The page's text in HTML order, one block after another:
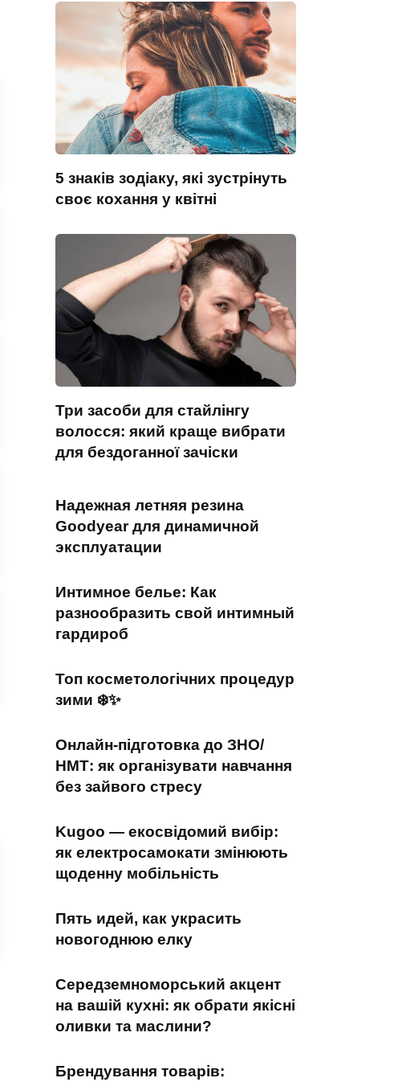
5 знаків зодіаку, які зустрінуть
своє кохання у квітні
Три засоби для стайлінгу
волосся: який краще вибрати
для бездоганної зачіски
Надежная летняя резина
Goodyear для динамичной
эксплуатации
Интимное белье: Как
разнообразить свой интимный
гардироб
Топ косметологічних процедур
зими ❄️✨
Онлайн-підготовка до ЗНО/
НМТ: як організувати навчання
без зайвого стресу
Kugoo — екосвідомий вибір:
як електросамокати змінюють
щоденну мобільність
Пять идей, как украсить
новогоднюю елку
Середземноморський акцент
на вашій кухні: як обрати якісні
оливки та маслини?
Брендування товарів: